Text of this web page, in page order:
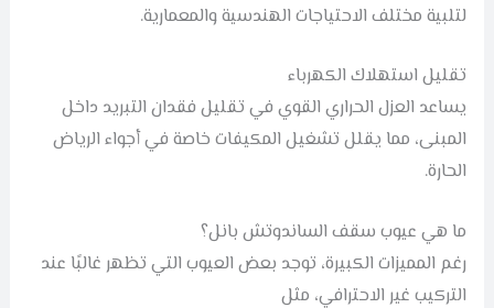
لتلبية مختلف الاحتياجات الهندسية والمعمارية.
تقليل استهلاك الكهرباء
يساعد العزل الحراري القوي في تقليل فقدان التبريد داخل
المبنى، مما يقلل تشغيل المكيفات خاصة في أجواء الرياض
الحارة.
ما هي عيوب سقف الساندوتش بانل؟
رغم المميزات الكبيرة، توجد بعض العيوب التي تظهر غالبًا عند
التركيب غير الاحترافي، مثل